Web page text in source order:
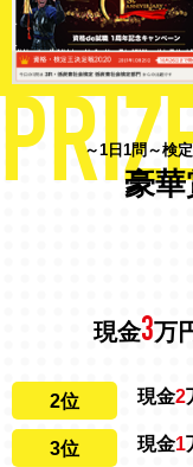
～1日1問～検
豪華
現金3万
2位 現金2
3位 現金1